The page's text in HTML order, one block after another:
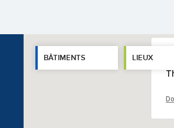
BÂTIMENTS
LIEUX